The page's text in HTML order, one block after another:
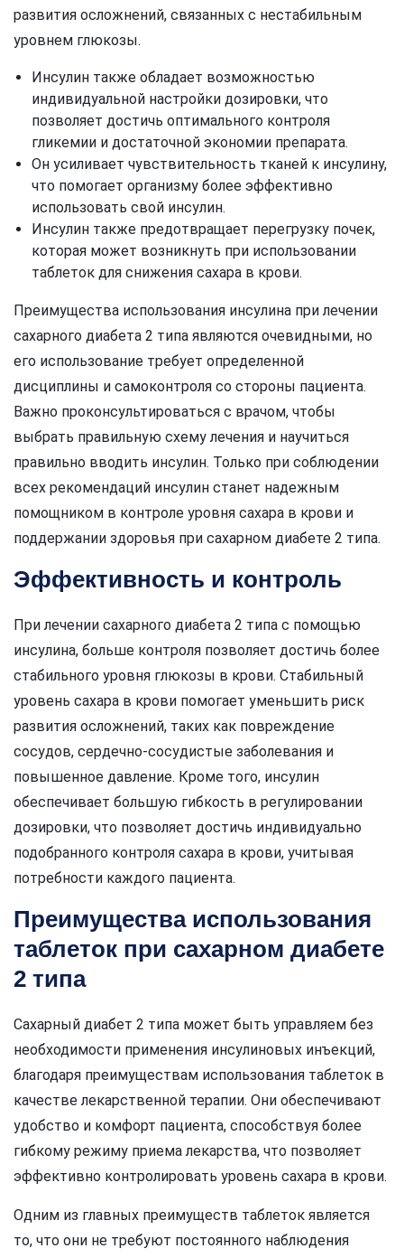
развития осложнений, связанных с нестабильным
уровнем глюкозы.
Инсулин также обладает возможностью
индивидуальной настройки дозировки, что
позволяет достичь оптимального контроля
гликемии и достаточной экономии препарата.
Он усиливает чувствительность тканей к инсулину,
что помогает организму более эффективно
использовать свой инсулин.
Инсулин также предотвращает перегрузку почек,
которая может возникнуть при использовании
таблеток для снижения сахара в крови.
Преимущества использования инсулина при лечении
сахарного диабета 2 типа являются очевидными, но
его использование требует определенной
дисциплины и самоконтроля со стороны пациента.
Важно проконсультироваться с врачом, чтобы
выбрать правильную схему лечения и научиться
правильно вводить инсулин. Только при соблюдении
всех рекомендаций инсулин станет надежным
помощником в контроле уровня сахара в крови и
поддержании здоровья при сахарном диабете 2 типа.
Эффективность и контроль
При лечении сахарного диабета 2 типа с помощью
инсулина, больше контроля позволяет достичь более
стабильного уровня глюкозы в крови. Стабильный
уровень сахара в крови помогает уменьшить риск
развития осложнений, таких как повреждение
сосудов, сердечно-сосудистые заболевания и
повышенное давление. Кроме того, инсулин
обеспечивает большую гибкость в регулировании
дозировки, что позволяет достичь индивидуально
подобранного контроля сахара в крови, учитывая
потребности каждого пациента.
Преимущества использования
таблеток при сахарном диабете
2 типа
Сахарный диабет 2 типа может быть управляем без
необходимости применения инсулиновых инъекций,
благодаря преимуществам использования таблеток в
качестве лекарственной терапии. Они обеспечивают
удобство и комфорт пациента, способствуя более
гибкому режиму приема лекарства, что позволяет
эффективно контролировать уровень сахара в крови.
Одним из главных преимуществ таблеток является
то, что они не требуют постоянного наблюдения